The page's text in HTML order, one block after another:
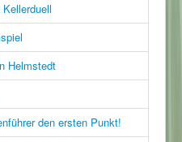
Helmstedt
den ersten Punkt!